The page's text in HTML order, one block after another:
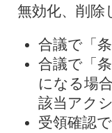
無効化、削除
合議で「
合議で「
になる場合
該当アク
受領確認